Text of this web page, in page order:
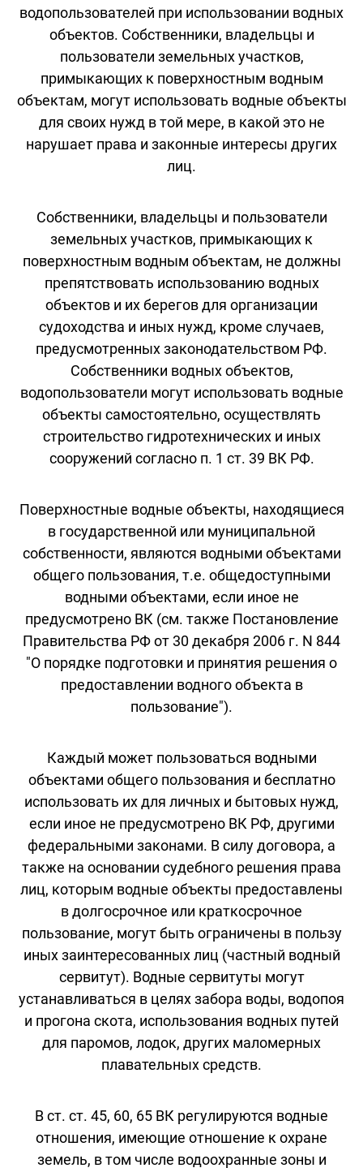
водопользователей при использовании водных
объектов. Собственники, владельцы и
пользователи земельных участков,
примыкающих к поверхностным водным
объектам, могут использовать водные объекты
для своих нужд в той мере, в какой это не
нарушает права и законные интересы других
лиц.
Собственники, владельцы и пользователи
земельных участков, примыкающих к
поверхностным водным объектам, не должны
препятствовать использованию водных
объектов и их берегов для организации
судоходства и иных нужд, кроме случаев,
предусмотренных законодательством РФ.
Собственники водных объектов,
водопользователи могут использовать водные
объекты самостоятельно, осуществлять
строительство гидротехнических и иных
сооружений согласно п. 1 ст. 39 ВК РФ.
Поверхностные водные объекты, находящиеся
в государственной или муниципальной
собственности, являются водными объектами
общего пользования, т.е. общедоступными
водными объектами, если иное не
предусмотрено ВК (см. также Постановление
Правительства РФ от 30 декабря 2006 г. N 844
"О порядке подготовки и принятия решения о
предоставлении водного объекта в
пользование").
Каждый может пользоваться водными
объектами общего пользования и бесплатно
использовать их для личных и бытовых нужд,
если иное не предусмотрено ВК РФ, другими
федеральными законами. В силу договора, а
также на основании судебного решения права
лиц, которым водные объекты предоставлены
в долгосрочное или краткосрочное
пользование, могут быть ограничены в пользу
иных заинтересованных лиц (частный водный
сервитут). Водные сервитуты могут
устанавливаться в целях забора воды, водопоя
и прогона скота, использования водных путей
для паромов, лодок, других маломерных
плавательных средств.
В ст. ст. 45, 60, 65 ВК регулируются водные
отношения, имеющие отношение к охране
земель, в том числе водоохранные зоны и